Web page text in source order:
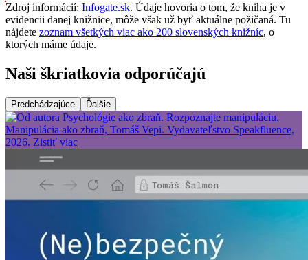
Zdroj informácií: Infogate.sk. Údaje hovoria o tom, že kniha je v
evidencii danej knižnice, môže však už byť aktuálne požičaná. Tu
nájdete zoznam všetkých viac ako 200 slovenských knižníc, o
ktorých máme údaje.
Naši škriatkovia odporúčajú
Predchádzajúce Ďalšie